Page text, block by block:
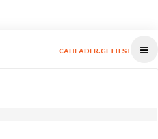
CAHEADER.GETTEST